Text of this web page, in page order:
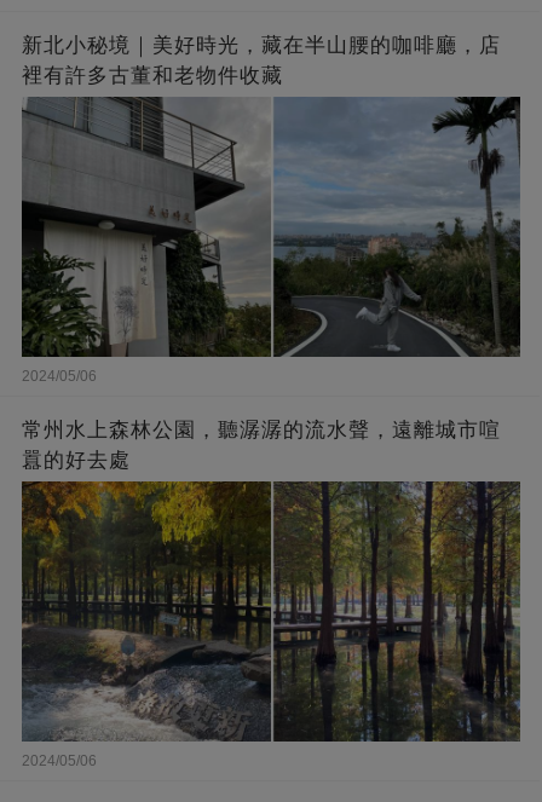
新北小秘境｜美好時光，藏在半山腰的咖啡廳，店
裡有許多古董和老物件收藏
2024/05/06
常州水上森林公園，聽潺潺的流水聲，遠離城市喧
囂的好去處
2024/05/06